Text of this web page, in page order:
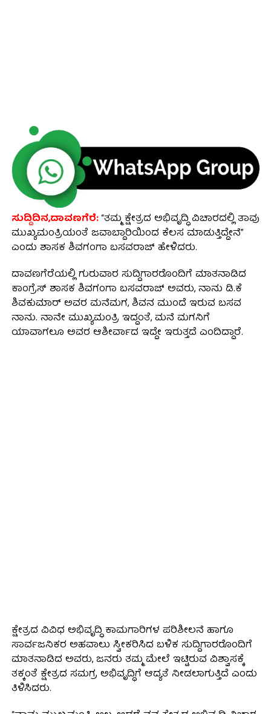
ಸುದ್ದಿದಿನ,ದಾವಣಗೆರೆ:“ತಮ್ಮ ಕ್ಷೇತ್ರದ ಅಭಿವೃದ್ಧಿ ವಿಚಾರದಲ್ಲಿ ತಾವು
ಮುಖ್ಯಮಂತ್ರಿಯಂತೆ ಜವಾಬ್ದಾರಿಯಿಂದ ಕೆಲಸ ಮಾಡುತ್ತಿದ್ದೇನೆ”
ಎಂದು ಶಾಸಕ ಶಿವಗಂಗಾ ಬಸವರಾಜ್ ಹೇಳಿದರು.
ದಾವಣಗೆರೆಯಲ್ಲಿ ಗುರುವಾರ ಸುದ್ದಿಗಾರರೊಂದಿಗೆ ಮಾತನಾಡಿದ
ಕಾಂಗ್ರೆಸ್ ಶಾಸಕ ಶಿವಗಂಗಾ ಬಸವರಾಜ್ ಅವರು, ನಾನು ಡಿ.ಕೆ
ಶಿವಕುಮಾರ್‌ ಅವರ ಮನೆಮಗ, ಶಿವನ ಮುಂದೆ ಇರುವ ಬಸವ
ನಾನು. ನಾನೇ ಮುಖ್ಯಮಂತ್ರಿ ಇದ್ದಂತೆ, ಮನೆ ಮಗನಿಗೆ
ಯಾವಾಗಲೂ ಅವರ ಆಶೀರ್ವಾದ ಇದ್ದೇ ಇರುತ್ತದೆ ಎಂದಿದ್ದಾರೆ.
ಕ್ಷೇತ್ರದ ವಿವಿಧ ಅಭಿವೃದ್ಧಿ ಕಾಮಗಾರಿಗಳ ಪರಿಶೀಲನೆ ಹಾಗೂ
ಸಾರ್ವಜನಿಕರ ಅಹವಾಲು ಸ್ವೀಕರಿಸಿದ ಬಳಿಕ ಸುದ್ದಿಗಾರರೊಂದಿಗೆ
ಮಾತನಾಡಿದ ಅವರು, ಜನರು ತಮ್ಮ ಮೇಲೆ ಇಟ್ಟಿರುವ ವಿಶ್ವಾಸಕ್ಕೆ
ತಕ್ಕಂತೆ ಕ್ಷೇತ್ರದ ಸಮಗ್ರ ಅಭಿವೃದ್ಧಿಗೆ ಆದ್ಯತೆ ನೀಡಲಾಗುತ್ತಿದೆ ಎಂದು
ತಿಳಿಸಿದರು.